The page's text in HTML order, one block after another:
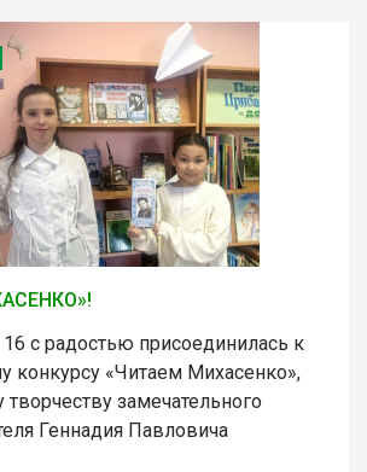
с радостью присоединилась к
конкурсу «Читаем Михасенко»,
замечательного
Геннадия Павловича